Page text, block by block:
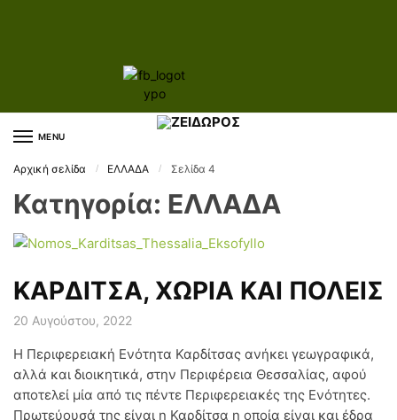
MENU
Αρχική σελίδα / ΕΛΛΑΔΑ / Σελίδα 4
Κατηγορία: ΕΛΛΑΔΑ
ΚΑΡΔΙΤΣΑ, ΧΩΡΙΑ ΚΑΙ ΠΟΛΕΙΣ
20 Αυγούστου, 2022
Η Περιφερειακή Ενότητα Καρδίτσας ανήκει γεωγραφικά,
αλλά και διοικητικά, στην Περιφέρεια Θεσσαλίας, αφού
αποτελεί μία από τις πέντε Περιφερειακές της Ενότητες.
Πρωτεύουσά της είναι η Καρδίτσα η οποία είναι και έδρα